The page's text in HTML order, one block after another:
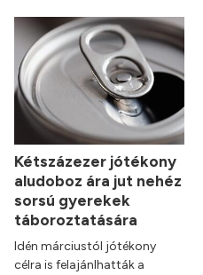
Kétszázezer jótékony
aludoboz ára jut nehéz
sorsú gyerekek
táboroztatására
Idén márciustól jótékony
célra is felajánlhatták a